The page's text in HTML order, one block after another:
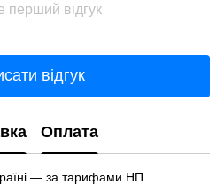
перший відгук
відгук
Оплата
— за тарифами НП.